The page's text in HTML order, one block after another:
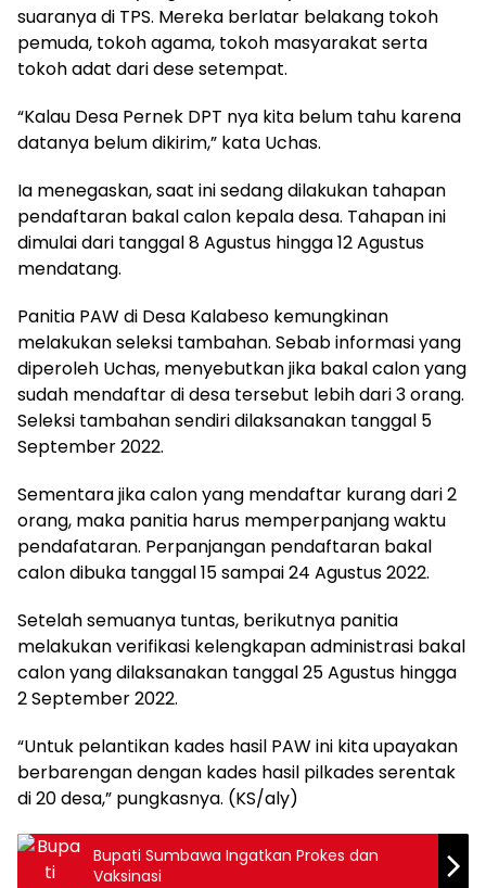
suaranya di TPS. Mereka berlatar belakang tokoh
pemuda, tokoh agama, tokoh masyarakat serta
tokoh adat dari dese setempat.
“Kalau Desa Pernek DPT nya kita belum tahu karena
datanya belum dikirim,” kata Uchas.
Ia menegaskan, saat ini sedang dilakukan tahapan
pendaftaran bakal calon kepala desa. Tahapan ini
dimulai dari tanggal 8 Agustus hingga 12 Agustus
mendatang.
Panitia PAW di Desa Kalabeso kemungkinan
melakukan seleksi tambahan. Sebab informasi yang
diperoleh Uchas, menyebutkan jika bakal calon yang
sudah mendaftar di desa tersebut lebih dari 3 orang.
Seleksi tambahan sendiri dilaksanakan tanggal 5
September 2022.
Sementara jika calon yang mendaftar kurang dari 2
orang, maka panitia harus memperpanjang waktu
pendafataran. Perpanjangan pendaftaran bakal
calon dibuka tanggal 15 sampai 24 Agustus 2022.
Setelah semuanya tuntas, berikutnya panitia
melakukan verifikasi kelengkapan administrasi bakal
calon yang dilaksanakan tanggal 25 Agustus hingga
2 September 2022.
“Untuk pelantikan kades hasil PAW ini kita upayakan
berbarengan dengan kades hasil pilkades serentak
di 20 desa,” pungkasnya. (KS/aly)
Bupati Sumbawa Ingatkan Prokes dan
Vaksinasi